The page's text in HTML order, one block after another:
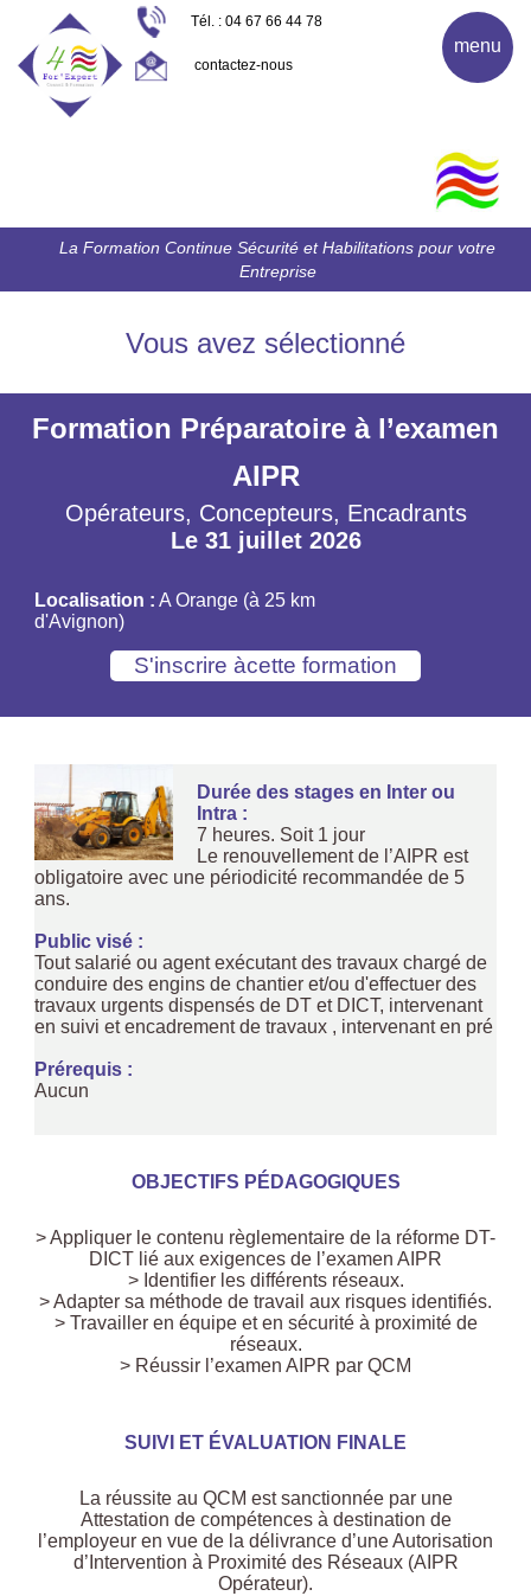
Tél. : 04 67 66 44 78
contactez-nous
La Formation Continue Sécurité et Habilitations pour votre
Entreprise
menu
Vous avez sélectionné
Formation Préparatoire à l’examen
AIPR
Opérateurs, Concepteurs, Encadrants
Le 31 juillet 2026
Localisation : A Orange (à 25 km
d'Avignon)
Durée des stages en Inter ou
Intra :
7 heures. Soit 1 jour
Le renouvellement de l’AIPR est
obligatoire avec une périodicité recommandée de 5
ans.
Public visé :
Tout salarié ou agent exécutant des travaux chargé de
conduire des engins de chantier et/ou d'effectuer des
travaux urgents dispensés de DT et DICT, intervenant
en suivi et encadrement de travaux , intervenant en pré
Prérequis :
Aucun
OBJECTIFS PÉDAGOGIQUES
> Appliquer le contenu règlementaire de la réforme DT-
DICT lié aux exigences de l’examen AIPR
> Identifier les différents réseaux.
> Adapter sa méthode de travail aux risques identifiés.
> Travailler en équipe et en sécurité à proximité de
réseaux.
> Réussir l’examen AIPR par QCM
SUIVI ET ÉVALUATION FINALE
La réussite au QCM est sanctionnée par une
Attestation de compétences à destination de
l’employeur en vue de la délivrance d’une Autorisation
d’Intervention à Proximité des Réseaux (AIPR
Opérateur).